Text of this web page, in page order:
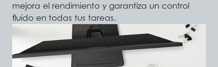
mejora el rendimiento y garantiza un control
fluido en todas tus tareas.